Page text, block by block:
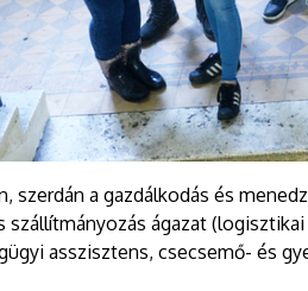
szerdán a gazdálkodás és
szállítmányozás ágazat
asszisztens, csecsemő- és